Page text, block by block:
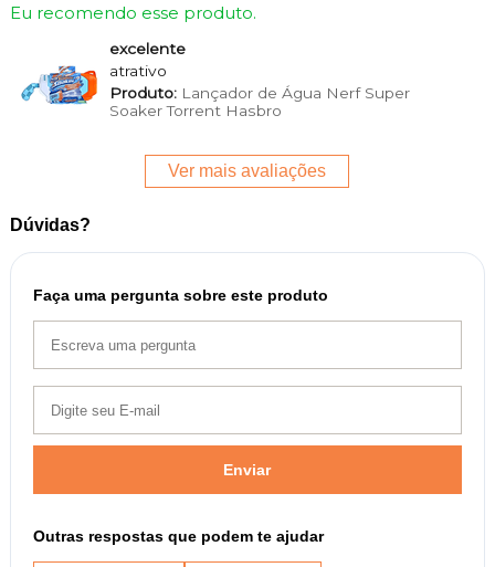
Eu recomendo esse produto.
excelente
atrativo
Produto:Lançador de Água Nerf Super
Soaker Torrent Hasbro
Ver mais avaliações
Dúvidas?
Faça uma pergunta sobre este produto
Enviar
Outras respostas que podem te ajudar